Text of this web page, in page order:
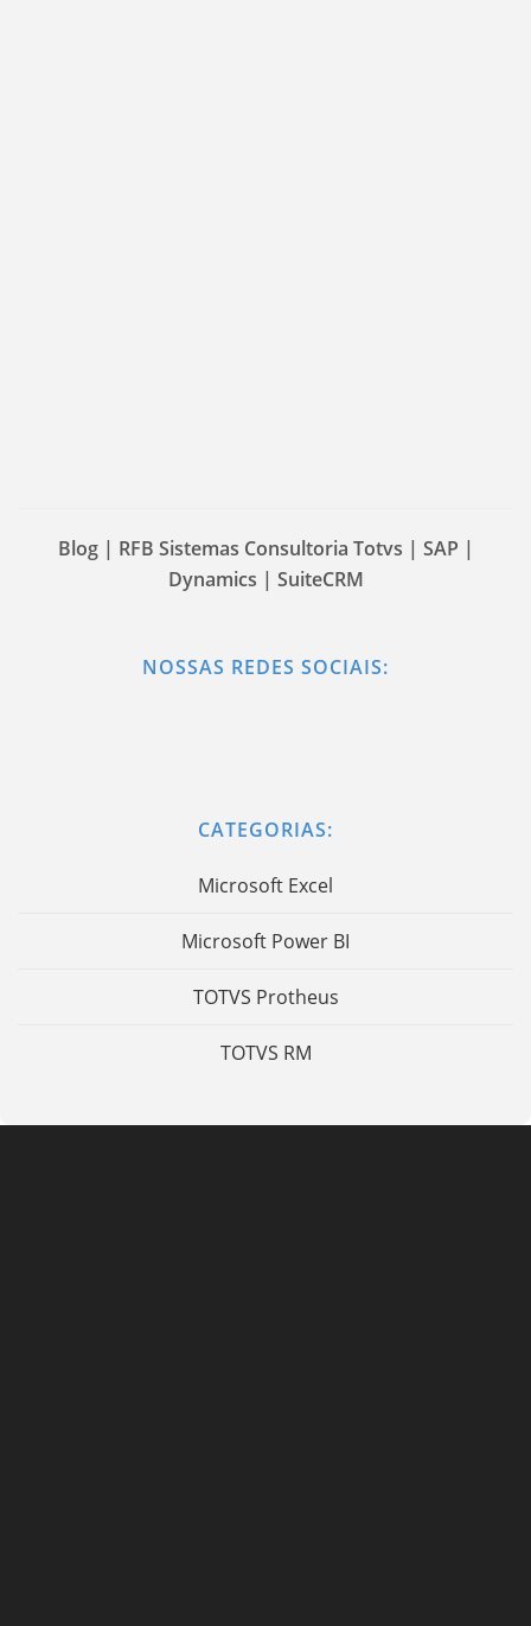
Blog | RFB Sistemas Consultoria Totvs | SAP |
Dynamics | SuiteCRM
NOSSAS REDES SOCIAIS:
CATEGORIAS:
Microsoft Excel
Microsoft Power BI
TOTVS Protheus
TOTVS RM